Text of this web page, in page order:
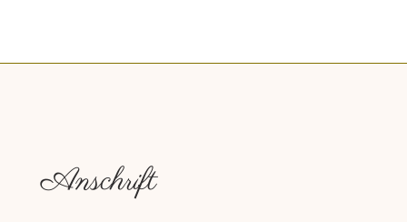
Anschrift